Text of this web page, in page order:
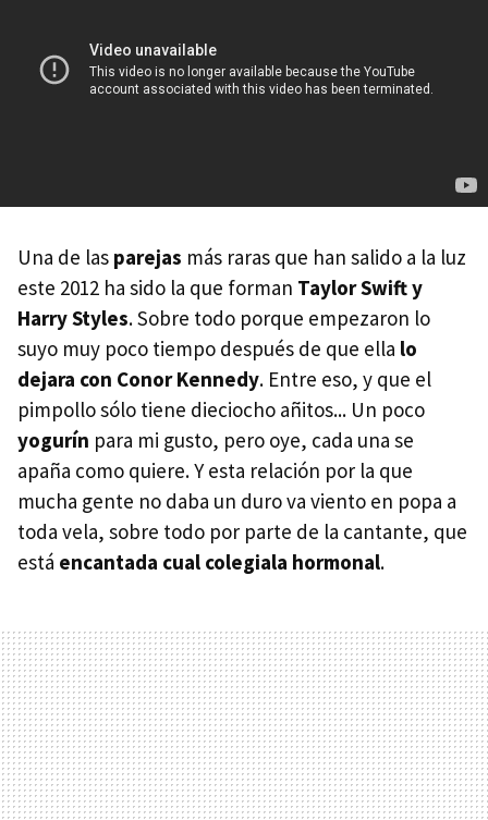
Una de las parejas más raras que han salido a la luz
este 2012 ha sido la que forman Taylor Swift y
Harry Styles. Sobre todo porque empezaron lo
suyo muy poco tiempo después de que ella lo
dejara con Conor Kennedy. Entre eso, y que el
pimpollo sólo tiene dieciocho añitos... Un poco
yogurín para mi gusto, pero oye, cada una se
apaña como quiere. Y esta relación por la que
mucha gente no daba un duro va viento en popa a
toda vela, sobre todo por parte de la cantante, que
está encantada cual colegiala hormonal.